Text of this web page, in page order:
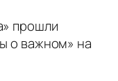
прошли
о важном» на